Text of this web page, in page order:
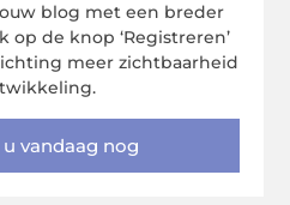
blog met een breder
de knop ‘Registreren’
meer zichtbaarheid
vandaag nog